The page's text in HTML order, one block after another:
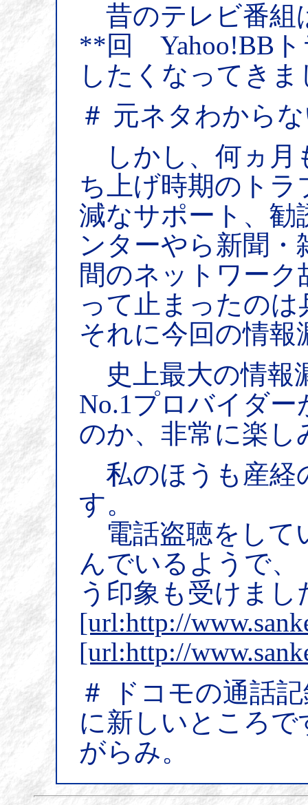
昔のテレビ番組
**回 Yahoo!BBト
したくなってきま
＃ 元ネタわから
しかし、何ヵ月
ち上げ時期のト
減なサポート、勧
ンターやら新聞
間のネットワー
って止まったの
それに今回の情報
史上最大の情報
No.1プロバイダ
のか、非常に楽し
私のほうも産経
す。
電話盗聴をして
んでいるようで
う印象も受けまし
[url:http://
[url:http://
＃ ドコモの通話
に新しいところ
がらみ。